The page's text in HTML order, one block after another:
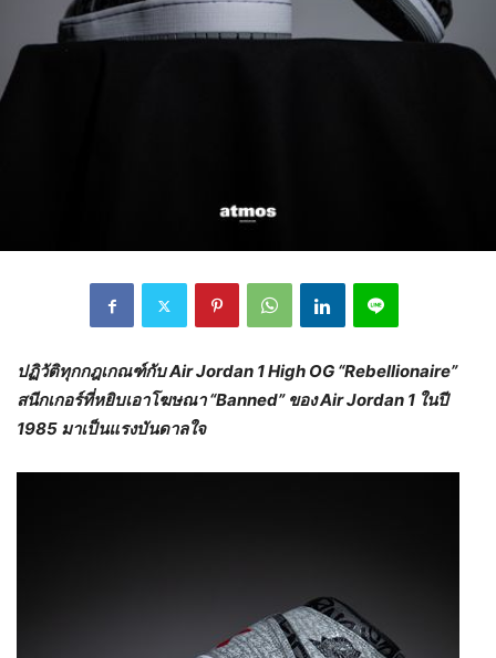
ปฏิวัติทุกกฎเกณฑ์กับAir Jordan 1High OG “Rebellionaire”
สนีกเกอร์ที่หยิบเอาโฆษณา“Banned” ของAir Jordan 1 ในปี
1985 มาเป็นแรงบันดาลใจ